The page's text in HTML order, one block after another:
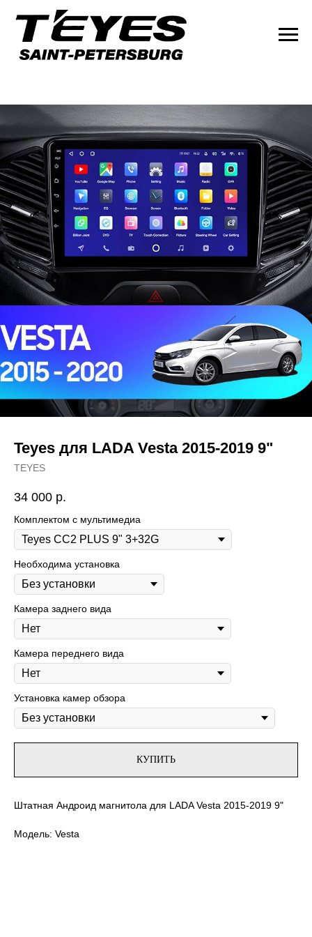
Teyes для LADA Vesta 2015-2019 9"
TEYES
34 000 р.
Комплектом с мультимедиа
Необходима установка
Камера заднего вида
Камера переднего вида
Установка камер обзора
КУПИТЬ
Штатная Андроид магнитола для LADA Vesta 2015-2019 9"
Модель: Vesta